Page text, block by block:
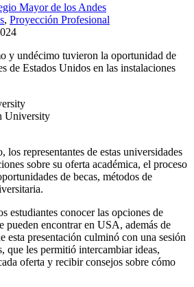
Mayor de los Andes
, Proyección Profesional
y undécimo tuvieron la oportunidad de
de Estados Unidos en las instalaciones
University
los representantes de estas universidades
sobre su oferta académica, el proceso
de becas, métodos de
estudiantes conocer las opciones de
pueden encontrar en USA, además de
esta presentación culminó con una sesión
que les permitió intercambiar ideas,
oferta y recibir consejos sobre cómo